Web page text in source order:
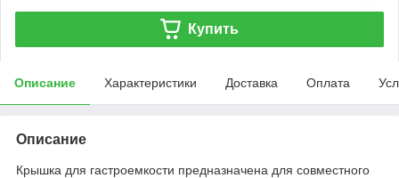
Купить
Описание Характеристики Доставка Оплата
Описание
Крышка для гастроемкости предназначена для совместного